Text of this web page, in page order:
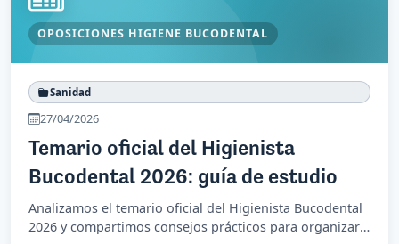
OPOSICIONES HIGIENE BUCODENTAL
Sanidad
27/04/2026
Temario oficial del Higienista
Bucodental 2026: guía de estudio
Analizamos el temario oficial del Higienista Bucodental
2026 y compartimos consejos prácticos para organizar